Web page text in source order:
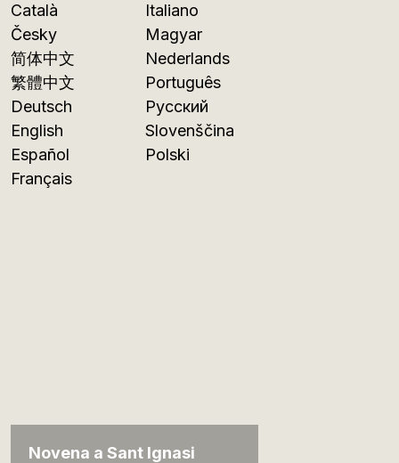
Català
Česky
简体中文
繁體中文
Deutsch
English
Español
Français
Italiano
Magyar
Nederlands
Português
Русский
Slovenščina
Polski
Novena a Sant Ignasi